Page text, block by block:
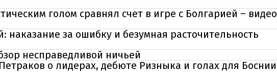
голом сравнял счет в игре с Болгарией – видео
за ошибку и безумная расточительность
несправедливой ничьей
о лидерах, дебюте Ризныка и голах для Боснии